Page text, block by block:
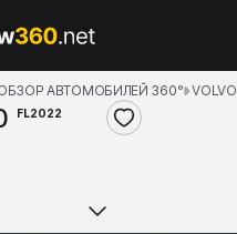
АВТОМОБИЛЕЙ 360° VOLVO
FL2022